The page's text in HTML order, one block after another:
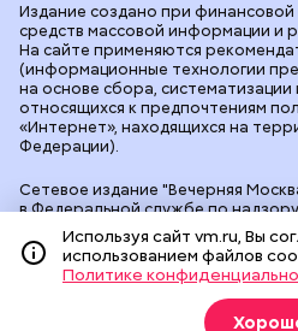
Сетевое издание "Вечерняя
в Федеральной службе по
информационных технологий и
(Роскомнадзор). Свидетельство
90524 от 09.12.2025. Учредитель:
"Вечерняя Москва". Главный
Геннадьевич Глуходедов. Адрес
Бумажный пр-д, д. 14, стр. 2.
Издание создано при
средств массовой информации и
На сайте применяются
(информационные технологии
на основе сбора, систематизации
относящихся к предпочтениям
«Интернет», находящихся на
Федерации).
Используя сайт vm.ru, Вы
использованием файлов
Политике